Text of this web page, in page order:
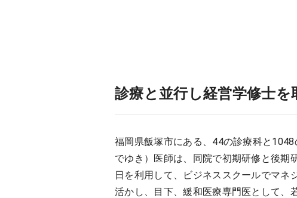
診療と並行し経営学修士
福岡県飯塚市にある、44の診療科と
でゆき）医師は、同院で初期研修と後期
日を利用して、ビジネススクールでマネ
活かし、目下、緩和医療専門医として、